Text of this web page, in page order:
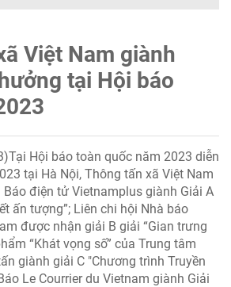
Việt Nam giành
tại Hội báo
Hội báo toàn quốc năm 2023 diễn
tại Hà Nội, Thông tấn xã Việt Nam
điện tử Vietnamplus giành Giải A
ấn tượng”; Liên chi hội Nhà báo
được nhận giải B giải “Gian trưng
“Khát vọng số” của Trung tâm
giành giải C "Chương trình Truyền
Le Courrier du Vietnam giành Giải